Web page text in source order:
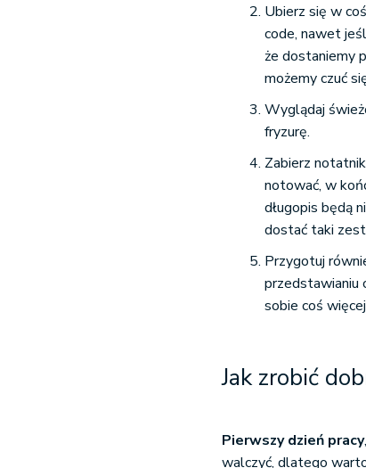
Ubierz się w
code, nawet
że dostaniemy
możemy czuć
Wyglądaj
fryzurę.
Zabierz
notować, w
długopis będą
dostać taki
Przygotuj
przedstawianiu
sobie coś
Jak zrobić
Pierwszy dzień pracy
walczyć, dlatego